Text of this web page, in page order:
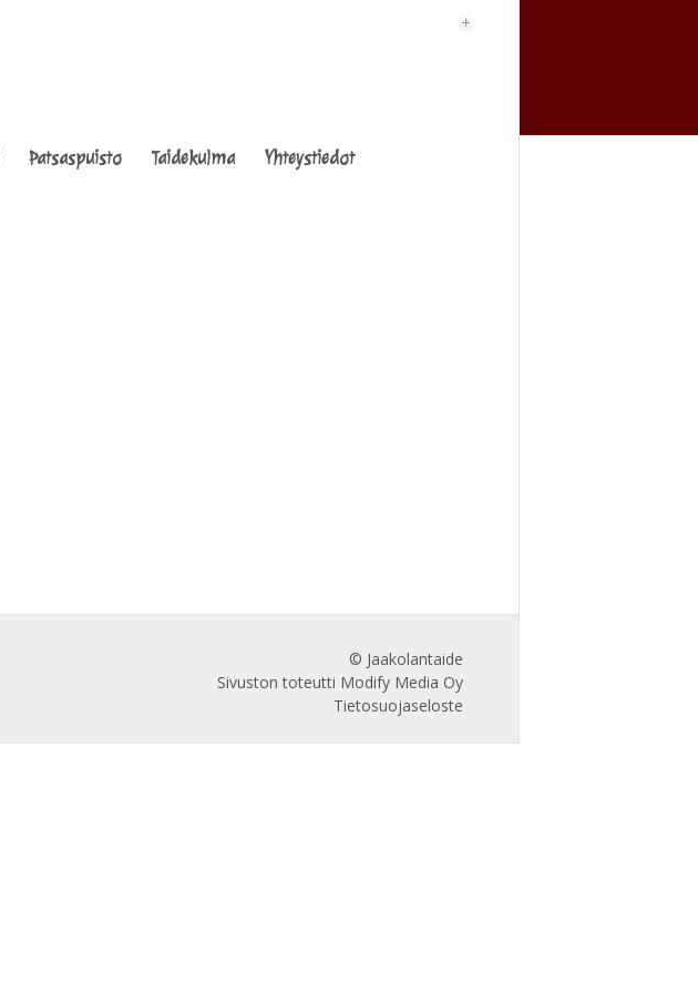
Patsaspuisto Taidekulma Yhteystiedot
© Jaakolantaide
Sivuston toteutti Modify Media Oy
Tietosuojaseloste